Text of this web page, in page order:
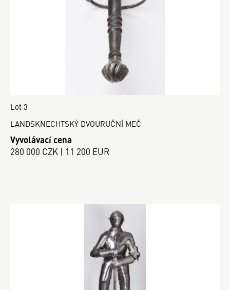
Lot 3
LANDSKNECHTSKÝ DVOURUČNÍ MEČ
Vyvolávací cena
280 000 CZK | 11 200 EUR